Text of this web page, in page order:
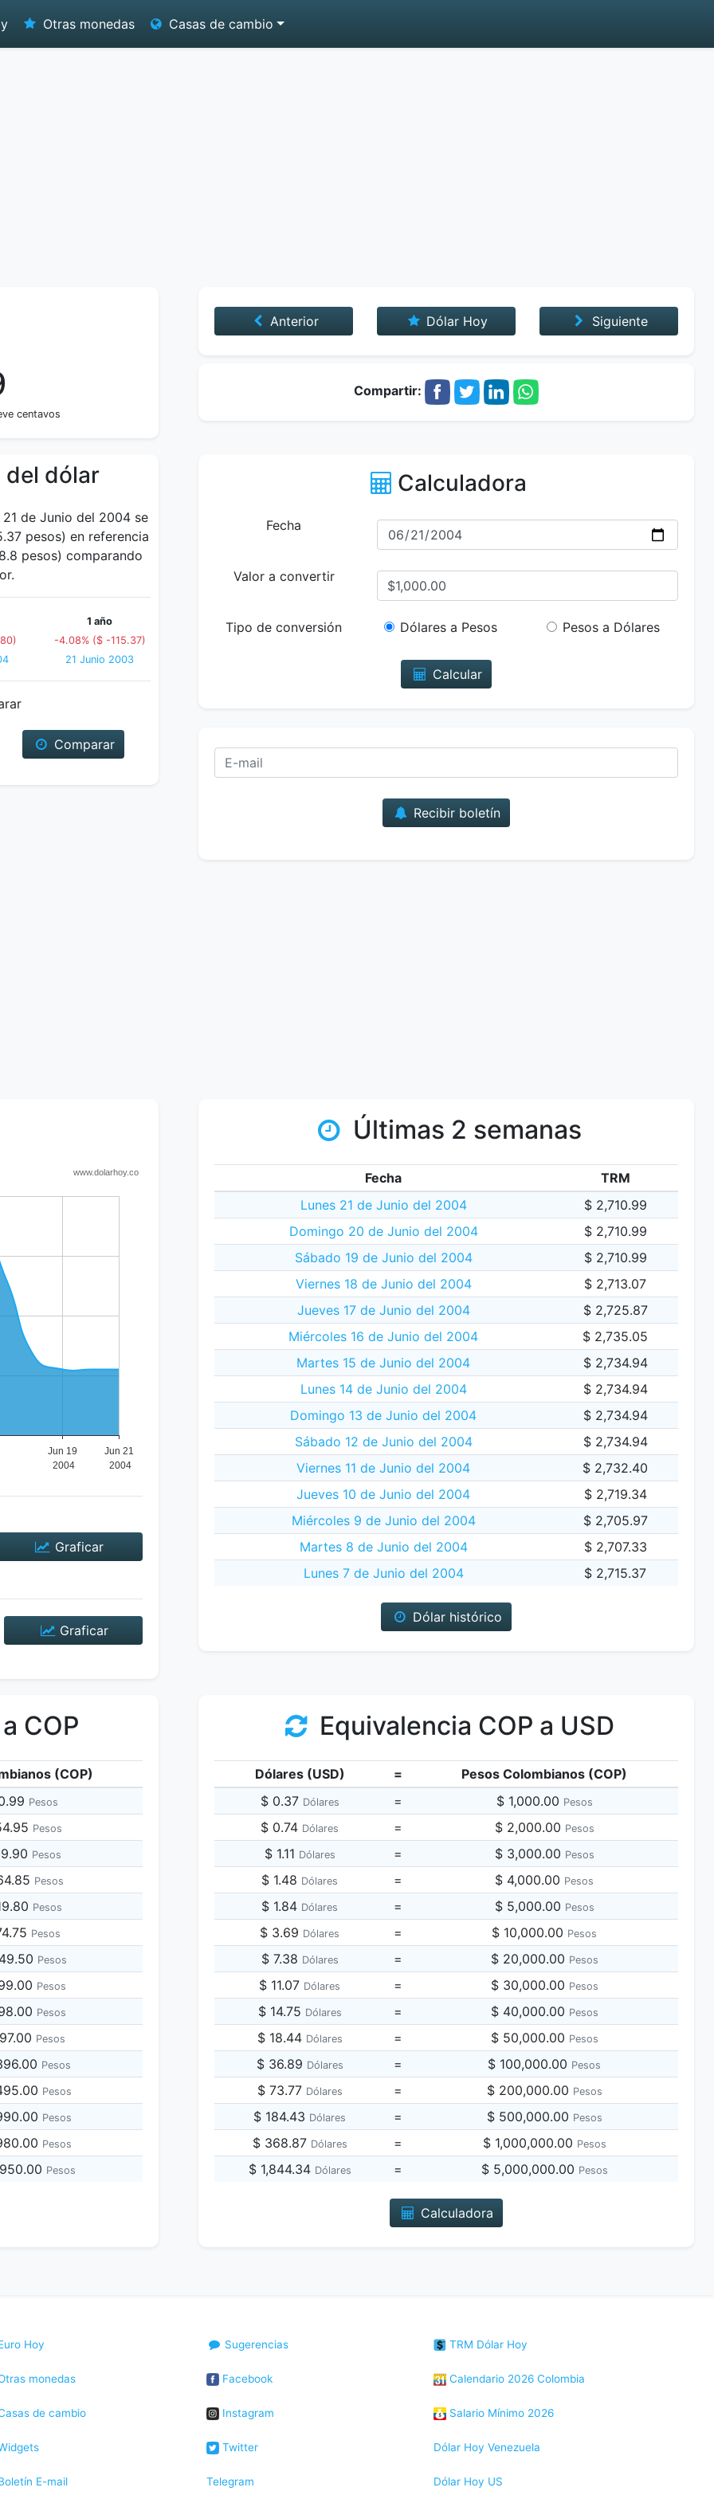
Otras monedas Casas de cambio
centavos
Anterior Dólar Hoy Siguiente
Compartir:
del dólar
de Junio del 2004 se
pesos) en referencia
pesos) comparando
1 año
-4.08% ($ -115.37)
21 Junio 2003
Comparar
Calculadora
Fecha
Valor a convertir
Tipo de conversión Dólares a Pesos Pesos a Dólares
Calcular
Recibir boletín
Graficar
Graficar
Últimas 2 semanas
Fecha
TRM
Lunes 21 de Junio del 2004
$ 2,710.99
Domingo 20 de Junio del 2004
$ 2,710.99
Sábado 19 de Junio del 2004
$ 2,710.99
Viernes 18 de Junio del 2004
$ 2,713.07
Jueves 17 de Junio del 2004
$ 2,725.87
Miércoles 16 de Junio del 2004
$ 2,735.05
Martes 15 de Junio del 2004
$ 2,734.94
Lunes 14 de Junio del 2004
$ 2,734.94
Domingo 13 de Junio del 2004
$ 2,734.94
Sábado 12 de Junio del 2004
$ 2,734.94
Viernes 11 de Junio del 2004
$ 2,732.40
Jueves 10 de Junio del 2004
$ 2,719.34
Miércoles 9 de Junio del 2004
$ 2,705.97
Martes 8 de Junio del 2004
$ 2,707.33
Lunes 7 de Junio del 2004
$ 2,715.37
Dólar histórico
COP
(COP)
Pesos
Pesos
Pesos
Pesos
Pesos
Pesos
Pesos
Pesos
Pesos
Pesos
Pesos
Pesos
Pesos
Pesos
Pesos
Equivalencia COP a USD
Dólares (USD) =
Pesos Colombianos (COP)
$ 0.37 Dólares = $ 1,000.00 Pesos
$ 0.74 Dólares = $ 2,000.00 Pesos
$ 1.11 Dólares = $ 3,000.00 Pesos
$ 1.48 Dólares = $ 4,000.00 Pesos
$ 1.84 Dólares = $ 5,000.00 Pesos
$ 3.69 Dólares = $ 10,000.00 Pesos
$ 7.38 Dólares = $ 20,000.00 Pesos
$ 11.07 Dólares = $ 30,000.00 Pesos
$ 14.75 Dólares = $ 40,000.00 Pesos
$ 18.44 Dólares = $ 50,000.00 Pesos
$ 36.89 Dólares = $ 100,000.00 Pesos
$ 73.77 Dólares = $ 200,000.00 Pesos
$ 184.43 Dólares = $ 500,000.00 Pesos
$ 368.87 Dólares = $ 1,000,000.00 Pesos
$ 1,844.34 Dólares = $ 5,000,000.00 Pesos
Calculadora
Hoy
monedas
de cambio
E-mail
Sugerencias
Facebook
Instagram
Twitter
Telegram
TRM Dólar Hoy
Calendario 2026 Colombia
Salario Mínimo 2026
Dólar Hoy Venezuela
Dólar Hoy US